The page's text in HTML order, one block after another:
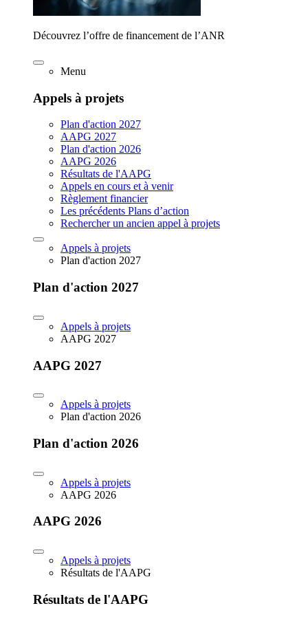
Découvrez l’offre de financement de l’ANR
Menu
Appels à projets
Plan d'action 2027
AAPG 2027
Plan d'action 2026
AAPG 2026
Résultats de l'AAPG
Appels en cours et à venir
Règlement financier
Les précédents Plans d’action
Rechercher un ancien appel à projets
Appels à projets
Plan d'action 2027
Plan d'action 2027
Appels à projets
AAPG 2027
AAPG 2027
Appels à projets
Plan d'action 2026
Plan d'action 2026
Appels à projets
AAPG 2026
AAPG 2026
Appels à projets
Résultats de l'AAPG
Résultats de l'AAPG